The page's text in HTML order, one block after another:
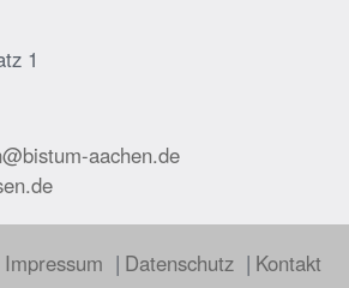
1
aachen.de
Impressum Datenschutz Kontakt